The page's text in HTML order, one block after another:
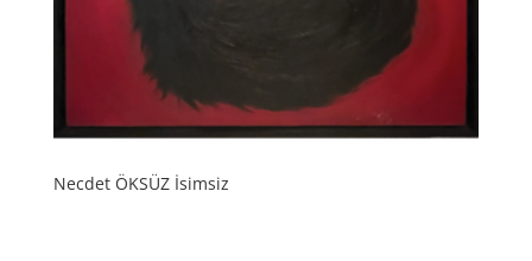
Necdet ÖKSÜZ İsimsiz